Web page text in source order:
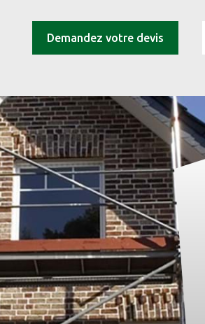
Demandez votre devis